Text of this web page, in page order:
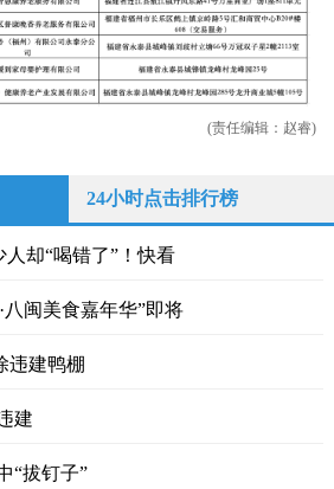
(责任编辑：赵睿)
24小时点击排行榜
人却“喝错了”！快看
八闽美食嘉年华”即将
违建鸭棚
建
“拔钉子”